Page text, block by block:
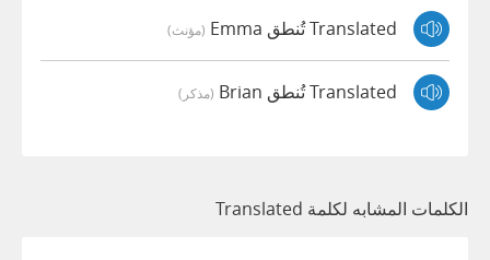
Translated تُنطق Emma (مؤنث)
Translated تُنطق Brian (مذكر)
الكلمات المشابه لكلمة Translated